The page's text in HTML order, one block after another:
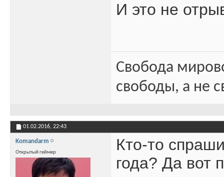
И это не
Свобода
свободы, а не
01.02.2016, 22:43
Komandarm
Открытый геймер
Кто-то
года? Да вот